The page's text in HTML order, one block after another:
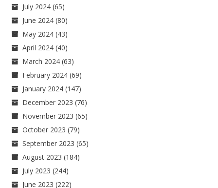
July 2024 (65)
June 2024 (80)
May 2024 (43)
April 2024 (40)
March 2024 (63)
February 2024 (69)
January 2024 (147)
December 2023 (76)
November 2023 (65)
October 2023 (79)
September 2023 (65)
August 2023 (184)
July 2023 (244)
June 2023 (222)